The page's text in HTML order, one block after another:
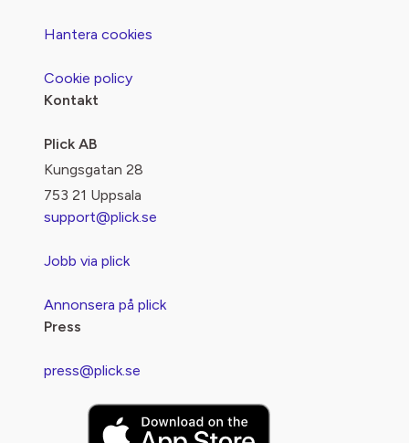
Hantera cookies
Cookie policy
Kontakt
Plick AB
Kungsgatan 28
753 21 Uppsala
support@plick.se
Jobb via plick
Annonsera på plick
Press
press@plick.se